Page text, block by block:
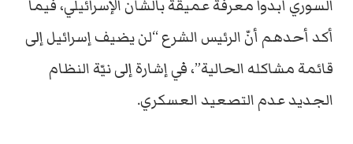
السوري أبدوا معرفة عميقة بالشأن الإسرائيلي، فيما
أكد أحدهم أنّ الرئيس الشرع “لن يضيف إسرائيل إلى
قائمة مشاكله الحالية”، في إشارة إلى نيّة النظام
الجديد عدم التصعيد العسكري.